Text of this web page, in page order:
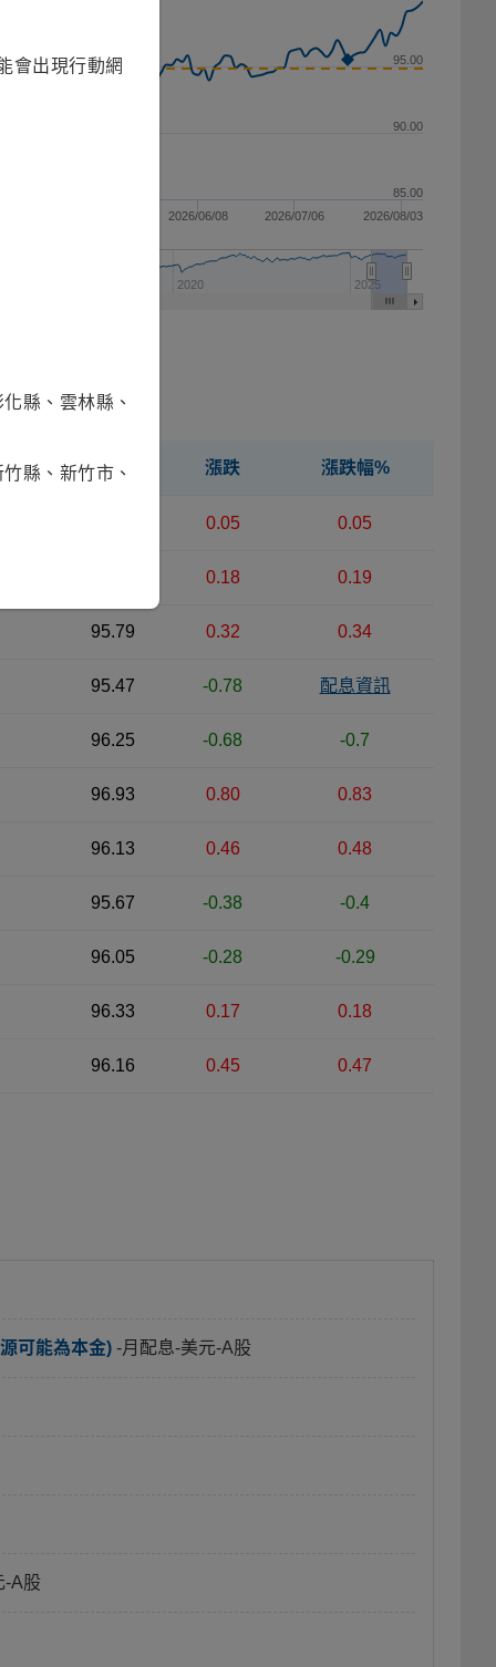
2026/06/08 2026/07/06 2026/08/03
2020 2025
90.00
85.00
95.00
淨值 漲跌 漲跌幅%
0.05 0.05
0.18 0.19
95.79 0.32 0.34
95.47 -0.78 配息資訊
96.25 -0.68 -0.7
96.93 0.80 0.83
96.13 0.46 0.48
95.67 -0.38 -0.4
96.05 -0.28 -0.29
96.33 0.17 0.18
96.16 0.45 0.47
可能為本金) -月配息-美元-A股
-A股
會出現行動網
縣、雲林縣、
縣、新竹市、